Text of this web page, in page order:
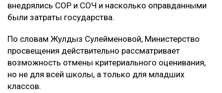
внедрялись СОР и СОЧ и насколько оправданными
были затраты государства.
По словам Жулдыз Сулейменовой, Министерство
просвещения действительно рассматривает
возможность отмены критериального оценивания,
но не для всей школы, а только для младших
классов.